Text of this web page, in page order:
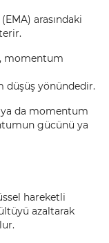
arasındaki
momentum
düşüş yönündedir.
ya da momentum
gücünü ya
hareketli
azaltarak